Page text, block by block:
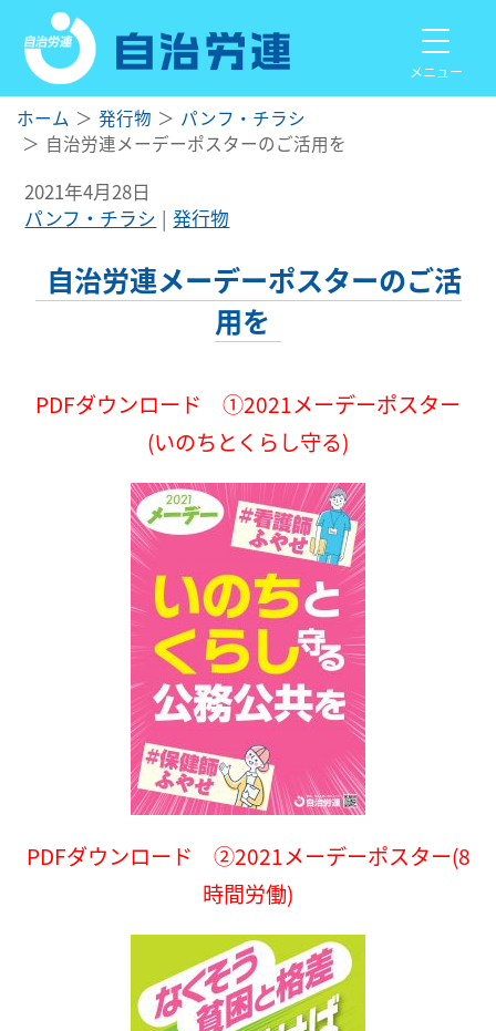
メニュー
ホーム 発行物
パンフ・チラシ
自治労連メーデーポスターのご活用を
2021年4月28日
パンフ・チラシ
発行物
自治労連メーデーポスターのご活
用を
PDFダウンロード ①2021メーデーポスター
(いのちとくらし守る)
PDFダウンロード ②2021メーデーポスター(8
時間労働)